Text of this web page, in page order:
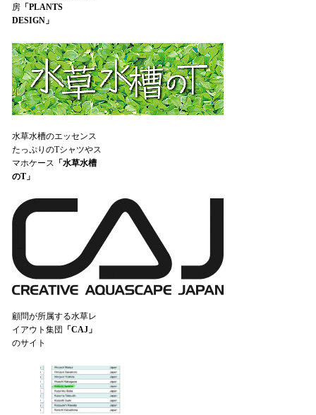
房「PLANTS
DESIGN」
水草水槽のエッセンス
たっぷりのTシャツやス
マホケース 「水草水槽
のT」
顧問が所属する水草レ
イアウト集団
「CAJ」
のサイト